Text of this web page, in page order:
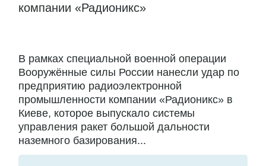
компании «Радионикс»
В рамках специальной военной операции
Вооружённые силы России нанесли удар по
предприятию радиоэлектронной
промышленности компании «Радионикс» в
Киеве, которое выпускало системы
управления ракет большой дальности
наземного базирования...